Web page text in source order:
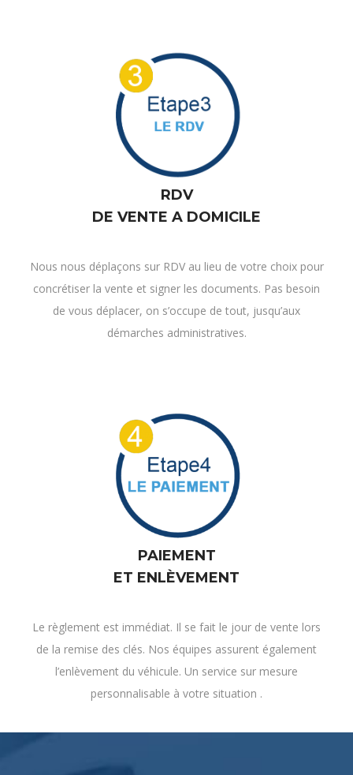
RDV
DE VENTE A DOMICILE
Nous nous déplaçons sur RDV au lieu de votre choix pour
concrétiser la vente et signer les documents. Pas besoin
de vous déplacer, on s’occupe de tout, jusqu’aux
démarches administratives.
PAIEMENT
ET ENLÈVEMENT
Le règlement est immédiat. Il se fait le jour de vente lors
de la remise des clés. Nos équipes assurent également
l’enlèvement du véhicule. Un service sur mesure
personnalisable à votre situation .